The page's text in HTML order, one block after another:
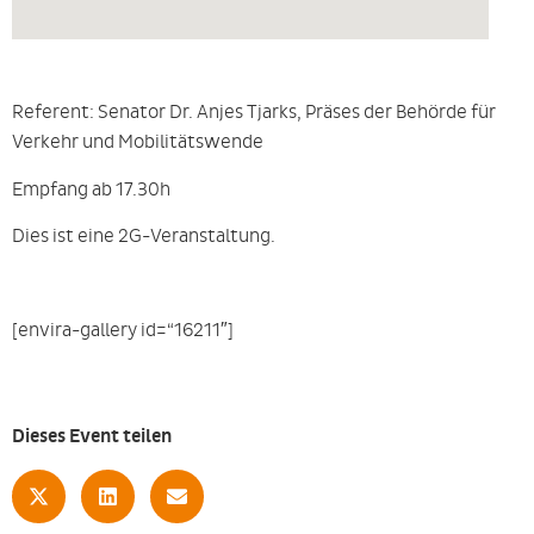
Referent: Senator Dr. Anjes Tjarks, Präses der Behörde für
Verkehr und Mobilitätswende
Empfang ab 17.30h
Dies ist eine 2G-Veranstaltung.
[envira-gallery id=“16211″]
Dieses Event teilen